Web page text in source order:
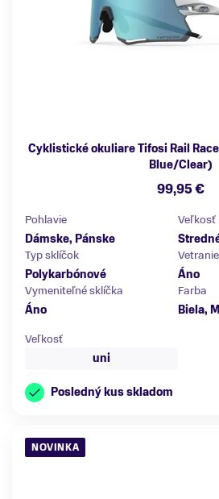
Cyklistické okuliare Tifosi Rail
Blue/Clear)
99,95 €
Pohlavie
Dámske, Pánske
Veľkosť
Typ sklíčok
Polykarbónové
Vetranie
Áno
Vymeniteľné sklíčka
Áno
Farba
Biela,
Veľkosť
uni
Posledný kus skladom
NOVINKA